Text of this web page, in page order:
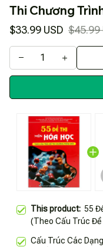
Thi Chương
$33.99 USD $45.99
This product: 55
(Theo Cấu Trúc
Cấu Trúc Các